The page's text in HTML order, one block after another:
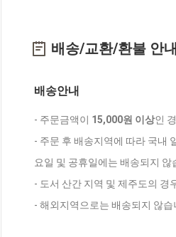
배송/교환/환불 안내
배송안내
- 주문금액이 15,000원 이상인
- 주문 후 배송지역에 따라 국내
요일 및 공휴일에는 배송되지 않
- 도서 산간 지역 및 제주도의
- 해외지역으로는 배송되지 않습